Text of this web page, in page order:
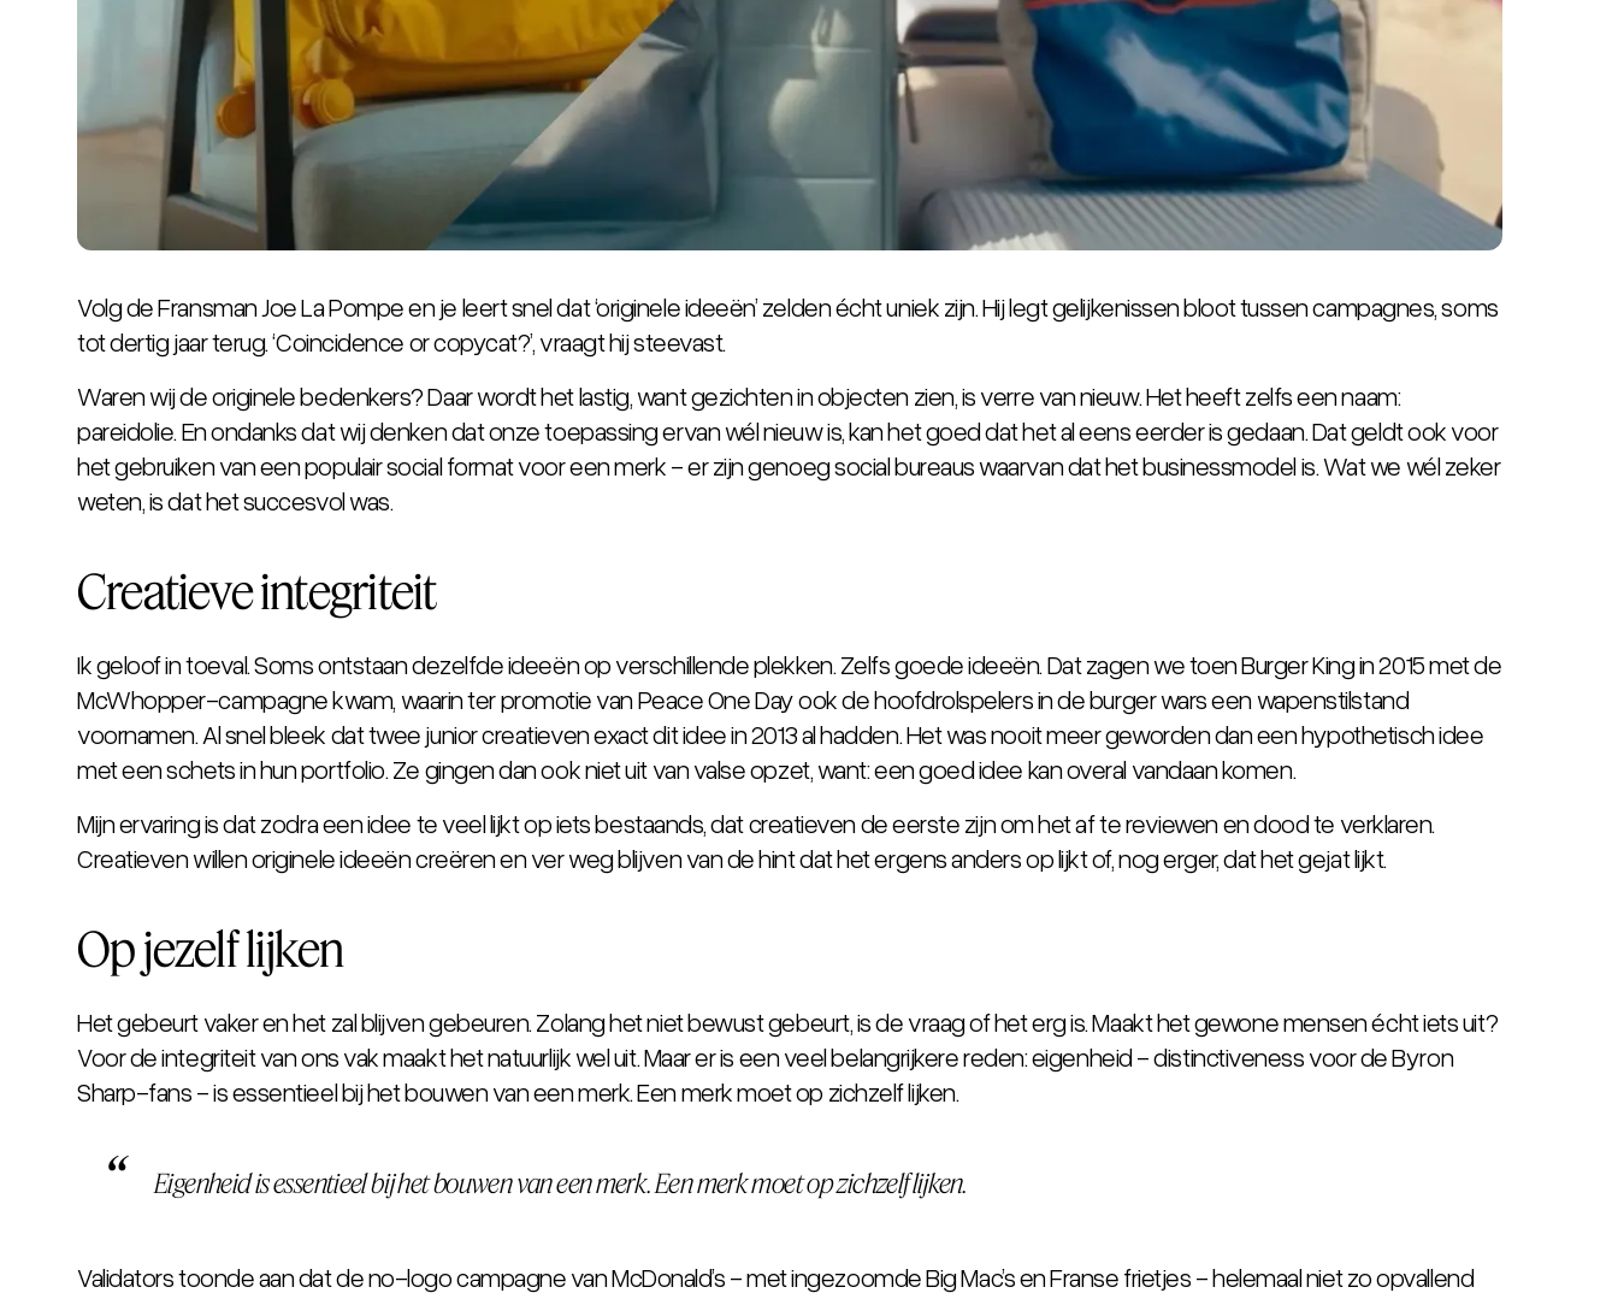
Volg de Fransman Joe La Pompe en je leert snel dat ‘originele ideeën’ zelden écht uniek zijn. Hij legt gelijkenissen bloot tussen campagnes, soms
tot dertig jaar terug. ‘Coincidence or copycat?’, vraagt hij steevast.
Waren wij de originele bedenkers? Daar wordt het lastig, want gezichten in objecten zien, is verre van nieuw. Het heeft zelfs een naam:
pareidolie. En ondanks dat wij denken dat onze toepassing ervan wél nieuw is, kan het goed dat het al eens eerder is gedaan. Dat geldt ook voor
het gebruiken van een populair social format voor een merk - er zijn genoeg social bureaus waarvan dat het businessmodel is. Wat we wél zeker
weten, is dat het succesvol was.
Creatieve integriteit
Ik geloof in toeval. Soms ontstaan dezelfde ideeën op verschillende plekken. Zelfs goede ideeën. Dat zagen we toen Burger King in 2015 met de
McWhopper-campagne kwam, waarin ter promotie vanPeace One Dayook de hoofdrolspelers in deburger warseen wapenstilstand
voornamen. Al snel bleek dat twee junior creatieven exact dit idee in 2013 al hadden. Het was nooit meer geworden dan een hypothetisch idee
met een schets in hun portfolio. Ze gingen dan ook niet uit van valse opzet, want: een goed idee kan overal vandaan komen.
Mijn ervaring is dat zodra een idee te veel lijkt op iets bestaands, dat creatieven de eerste zijn om het af te reviewen en dood te verklaren.
Creatieven willen originele ideeën creëren en ver weg blijven van de hint dat het ergens anders op lijkt of, nog erger, dat het gejat lijkt.
Op jezelf lijken
Het gebeurt vaker en het zal blijven gebeuren. Zolang het niet bewust gebeurt, is de vraag of het erg is. Maakt het gewone mensen écht iets uit?
Voor de integriteit van ons vak maakt het natuurlijk wel uit. Maar er is een veel belangrijkere reden: eigenheid -distinctivenessvoor de Byron
Sharp-fans - is essentieel bij het bouwen van een merk. Een merk moet op zichzelf lijken.
Eigenheid is essentieel bij het bouwen van een merk. Een merk moet op zichzelf lijken.
Validators toonde aan dat de no-logo campagne van McDonald’s - met ingezoomde Big Mac’s en Franse frietjes - helemaal niet zo opvallend